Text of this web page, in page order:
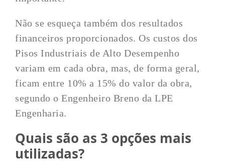
Não se esqueça também dos resultados
financeiros proporcionados. Os custos dos
Pisos Industriais de Alto Desempenho
variam em cada obra, mas, de forma geral,
ficam entre 10% a 15% do valor da obra,
segundo o Engenheiro Breno da LPE
Engenharia.
Quais são as 3 opções mais
utilizadas?